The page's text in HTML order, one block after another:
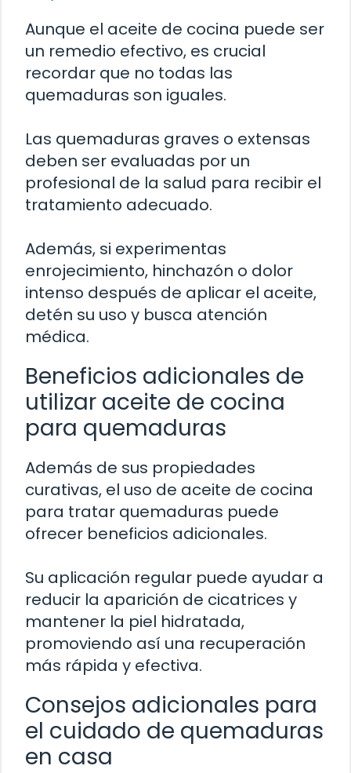
Aunque el aceite de cocina puede ser
un remedio efectivo, es crucial
recordar que no todas las
quemaduras son iguales.
Las quemaduras graves o extensas
deben ser evaluadas por un
profesional de la salud para recibir el
tratamiento adecuado.
Además, si experimentas
enrojecimiento, hinchazón o dolor
intenso después de aplicar el aceite,
detén su uso y busca atención
médica.
Beneficios adicionales de
utilizar aceite de cocina
para quemaduras
Además de sus propiedades
curativas, el uso de aceite de cocina
para tratar quemaduras puede
ofrecer beneficios adicionales.
Su aplicación regular puede ayudar a
reducir la aparición de cicatrices y
mantener la piel hidratada,
promoviendo así una recuperación
más rápida y efectiva.
Consejos adicionales para
el cuidado de quemaduras
en casa